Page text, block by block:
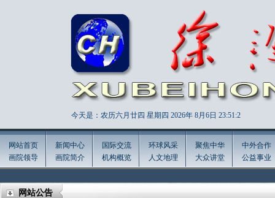
今天是：农历六月廿四 星期四 2026年 8月6日 23:51:3
网站首页
画院领导
新闻中心
画院简介
国际交流
机构概览
环球风采
人文地理
聚焦中华
大众讲堂
中外合作
公益事业
网站公告